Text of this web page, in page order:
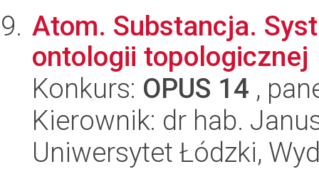
Atom. Substancja.
ontologii topologicznej
Konkurs: OPUS 14 ,
Kierownik: dr hab.
Uniwersytet Łódzki,